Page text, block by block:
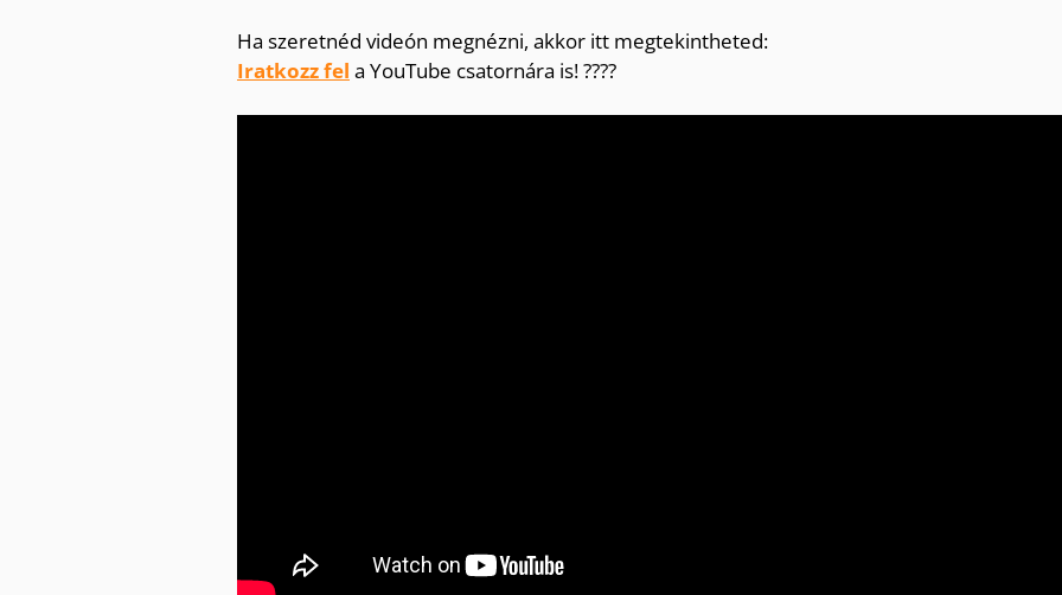
Ha szeretnéd videón megnézni, akkor itt megtekintheted:
Iratkozz fel a YouTube csatornára is! ????